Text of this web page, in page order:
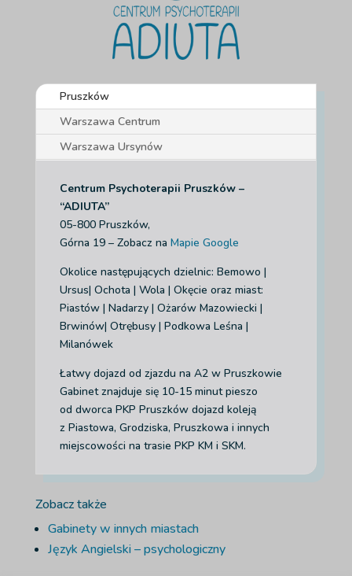
Pruszków
Warszawa Centrum
Warszawa Ursynów
Centrum Psychoterapii Pruszków –
“ADIUTA”
05-800 Pruszków,
Górna 19 – Zobacz na Mapie Google
Okolice następujących dzielnic: Bemowo |
Ursus| Ochota | Wola | Okęcie oraz miast:
Piastów | Nadarzy | Ożarów Mazowiecki |
Brwinów| Otrębusy | Podkowa Leśna |
Milanówek
Łatwy dojazd od zjazdu na A2 w Pruszkowie
Gabinet znajduje się 10-15 minut pieszo
od dworca PKP Pruszków dojazd koleją
z Piastowa, Grodziska, Pruszkowa i innych
miejscowości na trasie PKP KM i SKM.
Zobacz także
Gabinety w innych miastach
Język Angielski – psychologiczny